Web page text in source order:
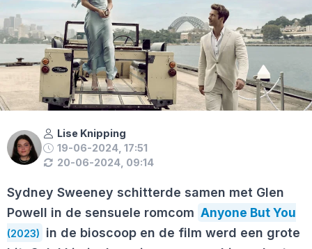
Lise Knipping
19-06-2024, 17:51
20-06-2024, 09:14
Sydney Sweeney schitterde samen met Glen
Powell in de sensuele romcom Anyone But You
(2023)
in de bioscoop en de film werd een grote